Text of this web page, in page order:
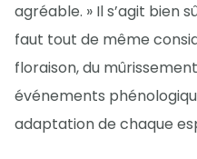
agréable. » Il s’agit bien
faut tout de même
floraison, du
événements
adaptation de chaque